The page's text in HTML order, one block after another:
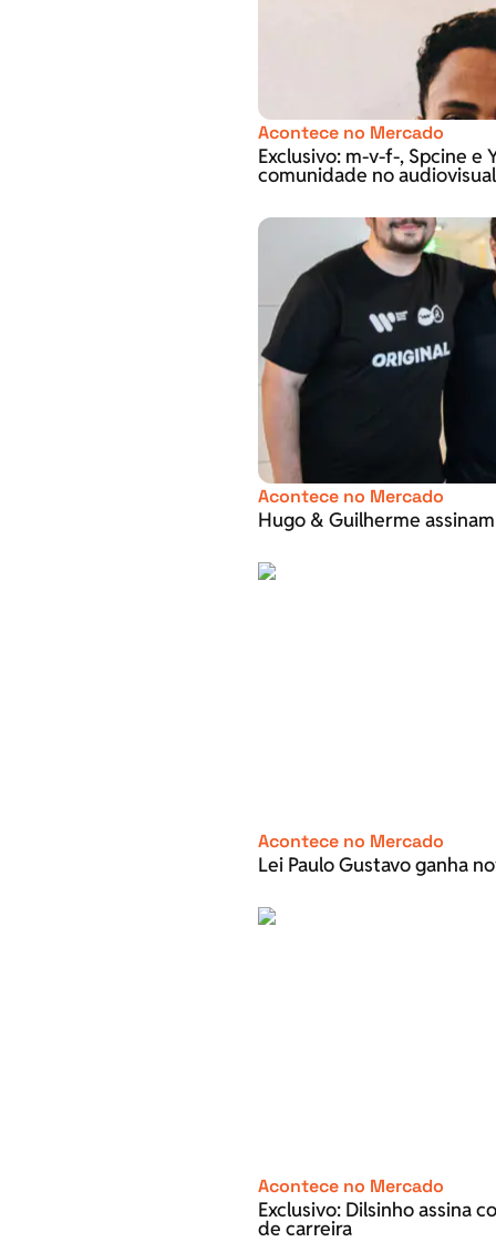
Acontece no Mercado
Exclusivo: m-v-f-, Spcine e
comunidade no audiovisual
Acontece no Mercado
Hugo & Guilherme
Acontece no Mercado
Lei Paulo Gustavo ganha
Acontece no Mercado
Exclusivo: Dilsinho assina
de carreira